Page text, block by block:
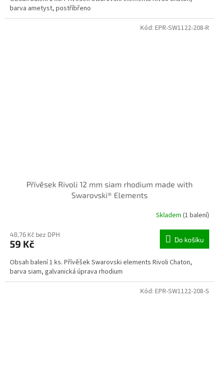
barva ametyst, postříbřeno
Přívěsek Rivoli 12 mm siam rhodium made with
Swarovski® Elements
Skladem (1 balení)
48,76 Kč bez DPH
59 Kč Do košíku
Obsah balení 1 ks. Přívěšek Swarovski elements Rivoli Chaton,
barva siam, galvanická úprava rhodium
Kód: EPR-SW1122-208-R
Kód: EPR-SW1122-208-S